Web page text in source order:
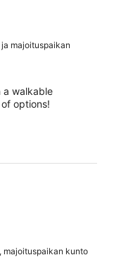
majoituspaikan
a walkable
options!
majoituspaikan kunto